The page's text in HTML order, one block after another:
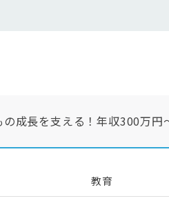
の成長を支える！年収300万
教育